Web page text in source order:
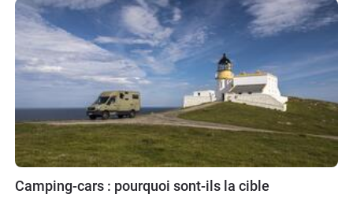
Camping-cars : pourquoi sont-ils la cible